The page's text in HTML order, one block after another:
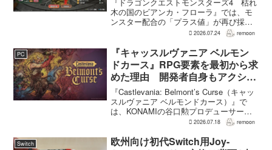
『ドラゴンクエストモンスターズ4 枯れ
木の国のビアンカ・フローラ』では、モ
ンスター配合の「プラス値」が再び採用
される。配合を繰り返すことで数値が増
が高くなる補正がかかる。前作『ドラゴ
ンクエストモンスターズ...
2026.07.24 remoon
PC
『キャッスルヴァニア ベルモン
ドカース』RPG要素を最初から求
めた理由 開発者自身もアクショ
ンのつらさを実感
『Castlevania: Belmont’s Curse（キャッ
スルヴァニア ベルモンドカース）』で
は、KONAMIの谷口勲プロデューサー
が、レベルアップを含むRPG的システム
何度も挑戦すれば先へ進める...
2026.07.18 remoon
Switch
欧州向け初代Switch用Joy-